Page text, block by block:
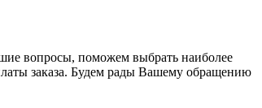
вопросы, поможем выбрать наиболее
заказа. Будем рады Вашему обращению